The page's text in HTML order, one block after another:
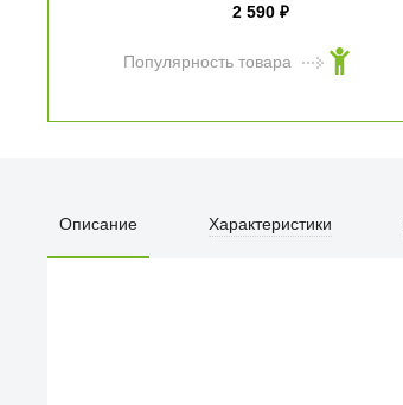
2 590₽
Популярность товара
Описание Характеристики